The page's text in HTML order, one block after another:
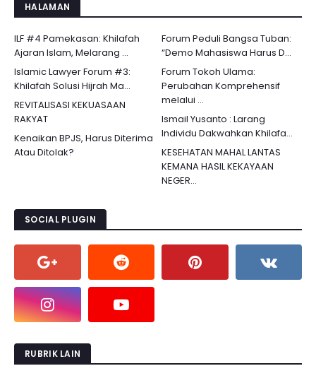
HALAMAN
ILF #4 Pamekasan: Khilafah
Ajaran Islam, Melarang ...
Forum Peduli Bangsa Tuban:
“Demo Mahasiswa Harus D...
Islamic Lawyer Forum #3:
Khilafah Solusi Hijrah Ma...
Forum Tokoh Ulama:
Perubahan Komprehensif
melalui ...
REVITALISASI KEKUASAAN
RAKYAT
Ismail Yusanto : Larang
Individu Dakwahkan Khilafa...
Kenaikan BPJS, Harus Diterima
Atau Ditolak?
KESEHATAN MAHAL LANTAS
KEMANA HASIL KEKAYAAN
NEGER...
SOCIAL PLUGIN
RUBRIK LAIN